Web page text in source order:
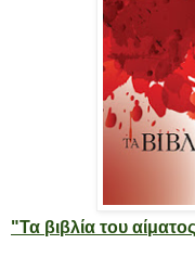
"Τα βιβλία του